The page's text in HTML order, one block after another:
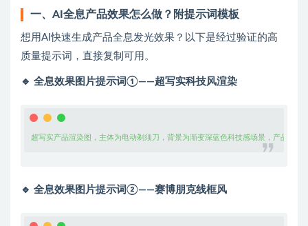
一、AI全息产品效果怎么做？附提示词模板
想用AI快速生成产品全息发光效果？以下是经过验证的高
质量提示词，直接复制可用。
🔹 全息效果图片提示词①——超写实科技风渲染
超写实产品渲染图，主体为电动剃须刀，背景为渐变深蓝色科技感场景，产品置
🔹 全息效果图片提示词②——赛博朋克线框风